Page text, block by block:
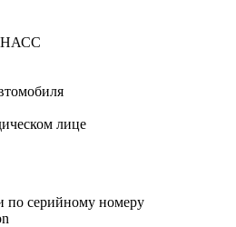
лице
по серийному номеру